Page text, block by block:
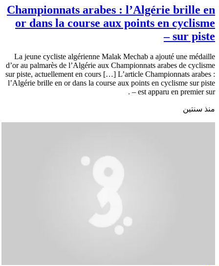
Championnats arabes : l’Algérie brille en
or dans la course aux points en cyclisme
sur piste –
La jeune cycliste algérienne Malak Mechab a ajouté une médaille
d’or au palmarès de l’Algérie aux Championnats arabes de cyclisme
sur piste, actuellement en cours […] L’article Championnats arabes :
l’Algérie brille en or dans la course aux points en cyclisme sur piste
– est apparu en premier sur .
منذ سنتين